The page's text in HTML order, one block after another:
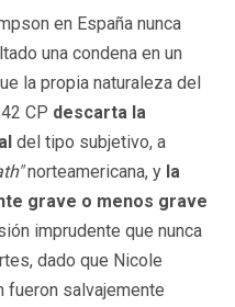
en España nunca
una condena en un
la propia naturaleza del
CP descarta la
del tipo subjetivo, a
norteamericana, y la
grave o menos grave
imprudente que nunca
dado que Nicole
fueron salvajemente